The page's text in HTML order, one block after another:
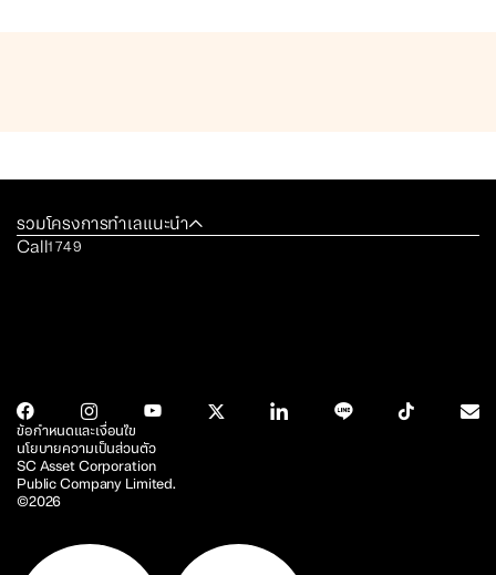
รวมโครงการทำเลแนะนำ
Call1749
SC Asset Corporation
Public Company Limited.
©2026
ข้อกำหนดและเงื่อนไข
นโยบายความเป็นส่วนตัว